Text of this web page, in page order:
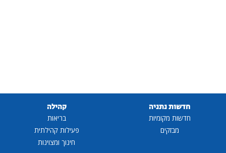
חדשות נתניה
חדשות מקומיות
מבזקים
קהילה
בריאות
פעילות קהילתית
חינוך ומצוינות